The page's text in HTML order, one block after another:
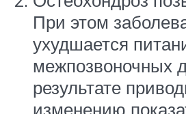
При этом
ухудшается
межпозвоночных
результате
изменению